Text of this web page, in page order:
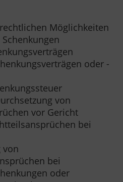
Möglichkeiten
oder -
von
vor Gericht
bei
von
bei
oder